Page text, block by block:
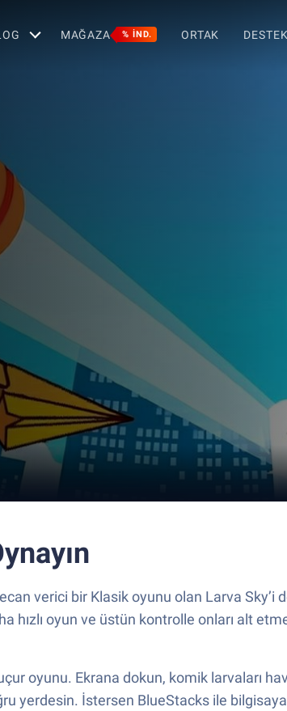
MAĞAZA % IND. ORTAK DESTEK
verici bir Klasik oyunu olan Larva
hızlı oyun ve üstün kontrolle onları alt
oyunu. Ekrana dokun, komik larvaları
yerdesin. İstersen BlueStacks ile